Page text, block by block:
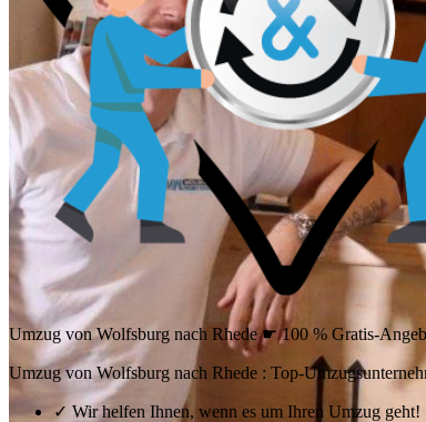
Umzug von Wolfsburg nach Rhede ☛ 100 % Gratis-
Umzug von Wolfsburg nach Rhede : Top-
✓ Wir helfen Ihnen, wenn es um Ihren Umzug geht!